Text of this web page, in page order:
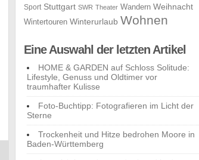
Sport Stuttgart SWR Theater Wandern Weihnacht
Wintertouren Winterurlaub Wohnen
Eine Auswahl der letzten Artikel
HOME & GARDEN auf Schloss Solitude:
Lifestyle, Genuss und Oldtimer vor
traumhafter Kulisse
Foto-Buchtipp: Fotografieren im Licht der
Sterne
Trockenheit und Hitze bedrohen Moore in
Baden-Württemberg